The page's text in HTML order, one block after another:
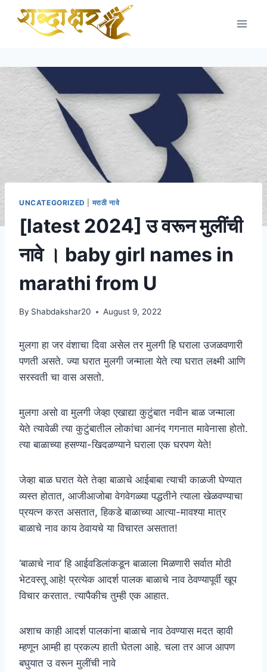
UNCATEGORIZED मराठी नावे
[latest 2024] उ वरून मुलींची
नावे । baby girl names in
marathi from U
By Shabdakshar20 August 9, 2022
मुलगा हा जर वंशाचा दिवा असेल तर मुलगी हि घराला उजळवणारी
पणती असते. ज्या घरात मुलगी जन्माला येते त्या घरात लक्ष्मी आणि
सरस्वती चा वास असतो.
मुलगा असो वा मुलगी जेव्हा एखाद्या कुटुंबात नवीन बाळ जन्माला
येते त्यावेळी त्या कुटुंबातील लोकांचा आनंद गगनात मावेनासा होतो.
त्या बाळाच्या हसण्या-खिदळण्याने घराला एक घरपण येते!
जेव्हा बाळ घरात येते तेव्हा बाळाचे आईबाबा त्याची काळजी घेण्यात
व्यस्त होतात, आजीआजोबा वेगवेगळ्या पद्धतीने त्याला खेळवण्याचा
प्रयत्न करत असतात, हिकडे बाळाच्या आत्या-मावश्या मात्र
बाळाचे नाव काय ठेवायचे या विचारत असतात!
‘बाळाचे नाव’ हि आईवडिलांकडून बाळाला मिळणारी सर्वात मोठी
भेटवस्तू आहे! प्रत्येक आदर्श पालक बाळाचे नाव ठेवण्यापूर्वी खूप
विचार करतात. त्यापैकीच तुम्ही एक आहात.
अशाच काही आदर्श पालकांना बाळाचे नाव ठेवण्यास मदत व्हावी
म्हणून आम्ही हा प्रकल्प हाती घेतला आहे. चला तर आज आपण
बघुयात उ वरून मुलींची नावे